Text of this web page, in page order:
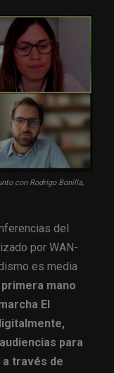
con Rodrigo Bonilla,
del
por WAN-
es media
mano
El
para
través de